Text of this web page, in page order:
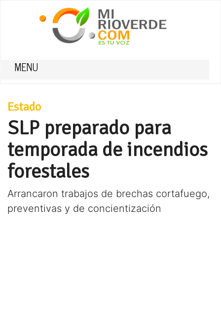
MENU
Estado
SLP preparado para
temporada de incendios
forestales
Arrancaron trabajos de brechas cortafuego,
preventivas y de concientización